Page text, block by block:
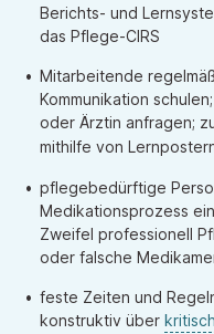
Berichts- und
das Pflege-CIRS
Mitarbeitende
Kommunikation
oder Ärztin anfragen;
mithilfe von
pflegebedürftige
Medikationsprozess
Zweifel professionell
oder falsche
feste Zeiten und
konstruktiv über